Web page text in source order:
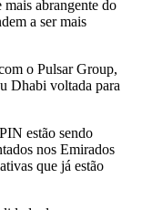
mais abrangente do
a ser mais
o Pulsar Group,
Dhabi voltada para
estão sendo
nos Emirados
que já estão